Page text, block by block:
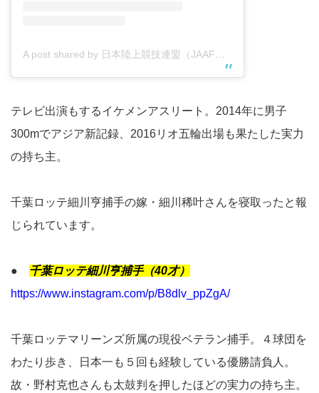
A post shared by 日本陸上競技連盟（JAAF） (@jaaf_official)
テレビ出演もするイケメンアスリート。2014年に男子
300mでアジア新記録、2016リオ五輪出場も果たした実力
の持ち主。
千葉ロッテ細川亨捕手の嫁・細川稀叶さんを寝取ったと報
じられています。
● 千葉ロッテ細川亨捕手（40才）
https://www.instagram.com/p/B8dlv_ppZgA/
千葉ロッテマリーンズ所属の現役ベテラン捕手。４球団を
わたり歩き、日本一も５回も経験している優勝請負人。
故・野村克也さんも太鼓判を押したほどの実力の持ち主。